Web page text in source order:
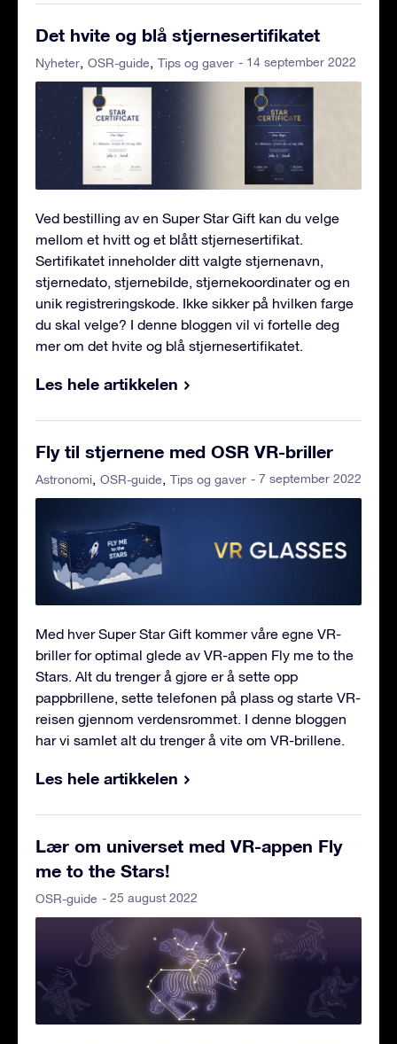
Det hvite og blå stjernesertifikatet
Nyheter OSR-guide Tips og gaver - 14 september 2022
Ved bestilling av en Super Star Gift kan du velge
mellom et hvitt og et blått stjernesertifikat.
Sertifikatet inneholder ditt valgte stjernenavn,
stjernedato, stjernebilde, stjernekoordinater og en
unik registreringskode. Ikke sikker på hvilken farge
du skal velge? I denne bloggen vil vi fortelle deg
mer om det hvite og blå stjernesertifikatet.
Les hele artikkelen
Fly til stjernene med OSR VR-briller
Astronomi OSR-guide Tips og gaver - 7 september 2022
Med hver Super Star Gift kommer våre egne VR-
briller for optimal glede av VR-appen Fly me to the
Stars. Alt du trenger å gjøre er å sette opp
pappbrillene, sette telefonen på plass og starte VR-
reisen gjennom verdensrommet. I denne bloggen
har vi samlet alt du trenger å vite om VR-brillene.
Les hele artikkelen
Lær om universet med VR-appen Fly
me to the Stars!
OSR-guide - 25 august 2022